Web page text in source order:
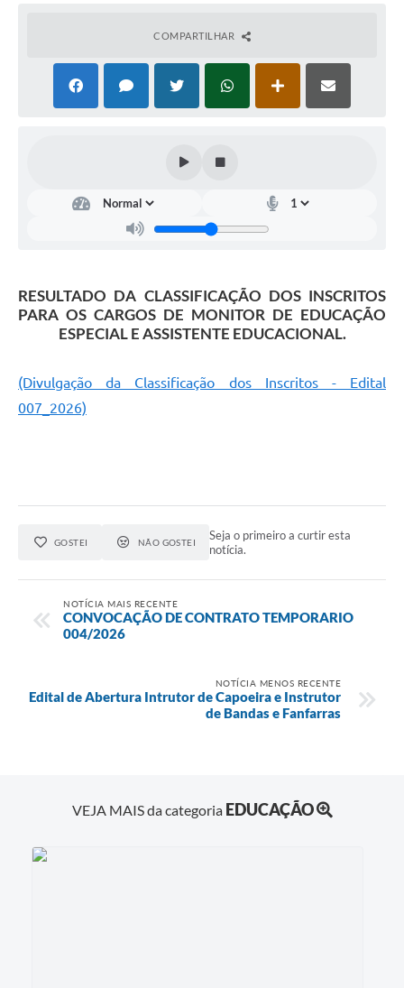
COMPARTILHAR
RESULTADO DA CLASSIFICAÇÃO DOS INSCRITOS
PARA OS CARGOS DE MONITOR DE EDUCAÇÃO
ESPECIAL E ASSISTENTE EDUCACIONAL.
(Divulgação da Classificação dos Inscritos - Edital
007_2026)
GOSTEI NÃO GOSTEI
Seja o primeiro a curtir esta
notícia.
NOTÍCIA MAIS RECENTE
CONVOCAÇÃO DE CONTRATO TEMPORARIO
004/2026
NOTÍCIA MENOS RECENTE
Edital de Abertura Intrutor de Capoeira e Instrutor
de Bandas e Fanfarras
VEJA MAIS da categoria EDUCAÇÃO